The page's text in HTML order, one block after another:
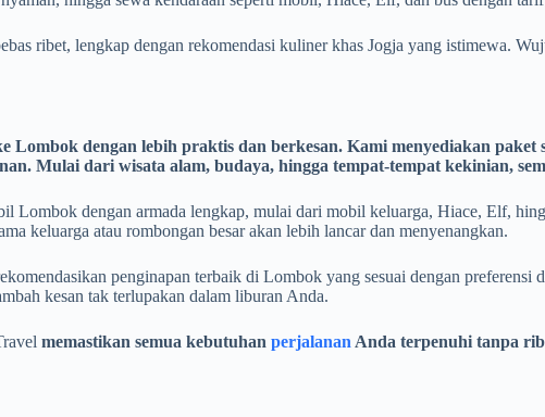
ribet, lengkap dengan rekomendasi kuliner khas Jogja yang istimewa.
Lombok dengan lebih praktis dan berkesan. Kami menyediakan paket
Mulai dari wisata alam, budaya, hingga tempat-tempat kekinian,
Lombok dengan armada lengkap, mulai dari mobil keluarga, Hiace, Elf,
keluarga atau rombongan besar akan lebih lancar dan menyenangkan.
penginapan terbaik di Lombok yang sesuai dengan preferensi
kesan tak terlupakan dalam liburan Anda.
memastikan semua kebutuhan perjalanan Anda terpenuhi tanpa